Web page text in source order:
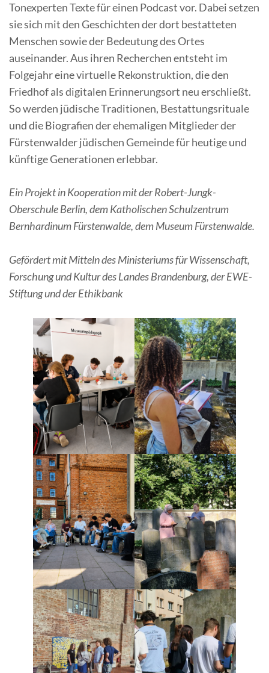
Tonexperten Texte für einen Podcast vor. Dabei setzen
sie sich mit den Geschichten der dort bestatteten
Menschen sowie der Bedeutung des Ortes
auseinander. Aus ihren Recherchen entsteht im
Folgejahr eine virtuelle Rekonstruktion, die den
Friedhof als digitalen Erinnerungsort neu erschließt.
So werden jüdische Traditionen, Bestattungsrituale
und die Biografien der ehemaligen Mitglieder der
Fürstenwalder jüdischen Gemeinde für heutige und
künftige Generationen erlebbar.
Ein Projekt in Kooperation mit der Robert-Jungk-
Oberschule Berlin, dem Katholischen Schulzentrum
Bernhardinum Fürstenwalde, dem Museum Fürstenwalde.
Gefördert mit Mitteln des Ministeriums für Wissenschaft,
Forschung und Kultur des Landes Brandenburg, der EWE-
Stiftung und der Ethikbank